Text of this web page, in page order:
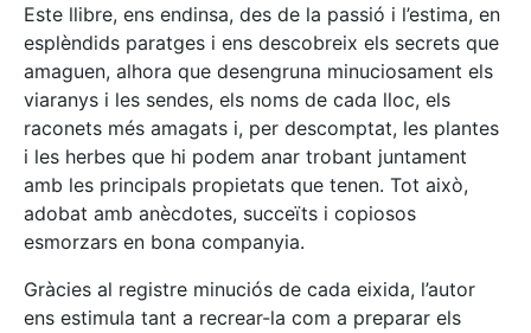
Este llibre, ens endinsa, des de la passió i l’estima, en
esplèndids paratges i ens descobreix els secrets que
amaguen, alhora que desengruna minuciosament els
viaranys i les sendes, els noms de cada lloc, els
raconets més amagats i, per descomptat, les plantes
i les herbes que hi podem anar trobant juntament
amb les principals propietats que tenen. Tot això,
adobat amb anècdotes, succeïts i copiosos
esmorzars en bona companyia.
Gràcies al registre minuciós de cada eixida, l’autor
ens estimula tant a recrear-la com a preparar els